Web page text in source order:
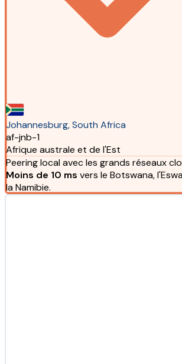
Johannesburg, South Africa
af-jnb-1
Afrique australe et de l'Est
Peering local avec les grands réseaux
Moins de 10 ms vers le Botswana,
la Namibie.